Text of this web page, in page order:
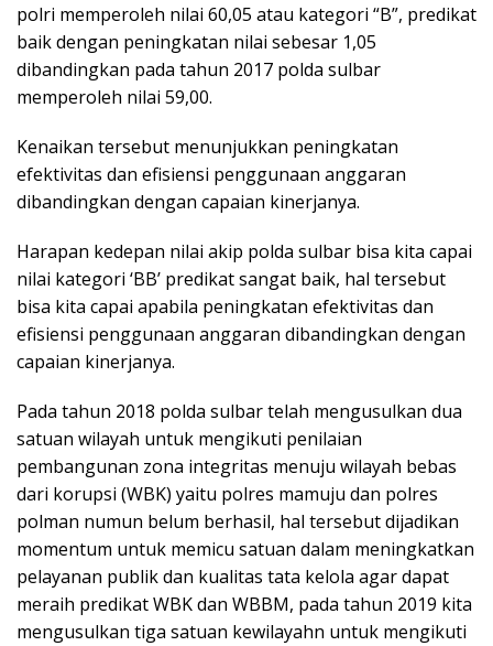
polri memperoleh nilai 60,05 atau kategori “B”, predikat
baik dengan peningkatan nilai sebesar 1,05
dibandingkan pada tahun 2017 polda sulbar
memperoleh nilai 59,00.
Kenaikan tersebut menunjukkan peningkatan
efektivitas dan efisiensi penggunaan anggaran
dibandingkan dengan capaian kinerjanya.
Harapan kedepan nilai akip polda sulbar bisa kita capai
nilai kategori ‘BB’ predikat sangat baik, hal tersebut
bisa kita capai apabila peningkatan efektivitas dan
efisiensi penggunaan anggaran dibandingkan dengan
capaian kinerjanya.
Pada tahun 2018 polda sulbar telah mengusulkan dua
satuan wilayah untuk mengikuti penilaian
pembangunan zona integritas menuju wilayah bebas
dari korupsi (WBK) yaitu polres mamuju dan polres
polman numun belum berhasil, hal tersebut dijadikan
momentum untuk memicu satuan dalam meningkatkan
pelayanan publik dan kualitas tata kelola agar dapat
meraih predikat WBK dan WBBM, pada tahun 2019 kita
mengusulkan tiga satuan kewilayahn untuk mengikuti